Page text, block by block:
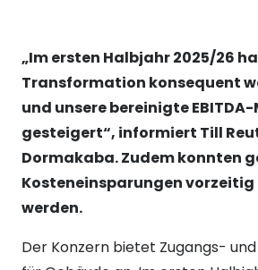
„Im ersten Halbjahr 2025/26
Transformation konsequent
und unsere bereinigte
gesteigert“, informiert Till
Dormakaba. Zudem konnten
Kosteneinsparungen
werden.
Der Konzern bietet Zugangs-